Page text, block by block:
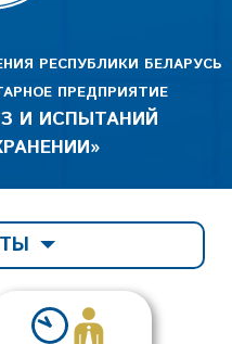
РЕСПУБЛИКИ БЕЛАРУСЬ
ПРЕДПРИЯТИЕ
И ИСПЫТАНИЙ